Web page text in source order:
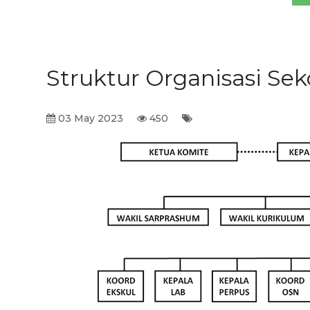
Struktur Organisasi
03 May 2023 450